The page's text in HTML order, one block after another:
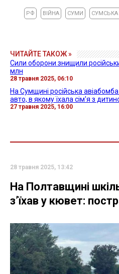
РФ ВІЙНА СУМИ
ЧИТАЙТЕ ТАКОЖ »
Сили оборони знищили
млн
28 травня 2025, 06:10
На Сумщині російська
авто, в якому їхала сім'я з
27 травня 2025, 16:00
28 травня 2025, 13:42
На Полтавщині
з’їхав у кювет: